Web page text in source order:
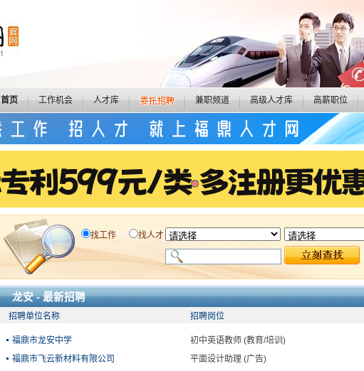
首页 工作机会 人才库 兼职频道 高级人才库 高薪职位
找工作 找人才
龙安 - 最新招聘
招聘单位名称
招聘岗位
福鼎市龙安中学 初中英语教师 (教育/培训)
福鼎市飞云新材料有限公司
平面设计助理 (广告)